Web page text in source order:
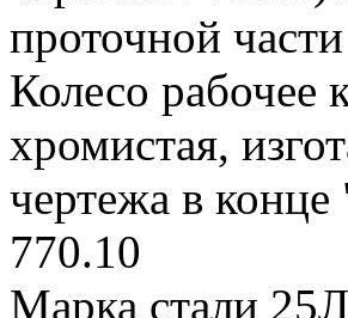
проточной
Колесо рабочее
хромистая,
чертежа в
770.10
Марка стали 25Л